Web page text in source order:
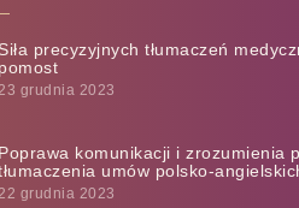
Siła precyzyjnych tłumaczeń
pomost
grudnia 2023
Poprawa komunikacji i zrozumienia
umów polsko-
grudnia 2023